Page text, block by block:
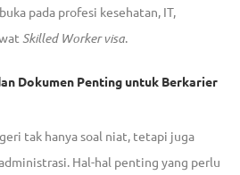
pada profesi kesehatan, IT,
Skilled Worker visa.
Dokumen Penting untuk Berkarier
tak hanya soal niat, tetapi juga
Hal-hal penting yang perlu